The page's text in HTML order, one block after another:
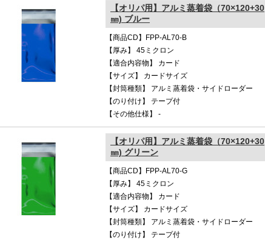
【オリパ用】アルミ蒸着袋（70×120+30
㎜) ブルー
【商品CD】FPP-AL70-B
【厚み】 45ミクロン
【適合内容物】 カード
【サイズ】 カードサイズ
【封筒種類】 アルミ蒸着袋・サイドローダー
【のり付け】 テープ付
【その他仕様】 -
【オリパ用】アルミ蒸着袋（70×120+30
㎜) グリーン
【商品CD】FPP-AL70-G
【厚み】 45ミクロン
【適合内容物】 カード
【サイズ】 カードサイズ
【封筒種類】 アルミ蒸着袋・サイドローダー
【のり付け】 テープ付